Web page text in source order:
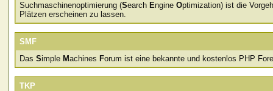
Suchmaschinenoptimierung (Search Engine Optimization) ist die
Plätzen erscheinen zu lassen.
SMF
Das Simple Machines Forum ist eine bekannte und kostenlos PHP
TKP